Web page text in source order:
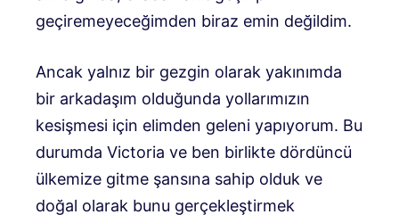
geçiremeyeceğimden biraz emin değildim.
Ancak yalnız bir gezgin olarak yakınımda
bir arkadaşım olduğunda yollarımızın
kesişmesi için elimden geleni yapıyorum. Bu
durumda Victoria ve ben birlikte dördüncü
ülkemize gitme şansına sahip olduk ve
doğal olarak bunu gerçekleştirmek